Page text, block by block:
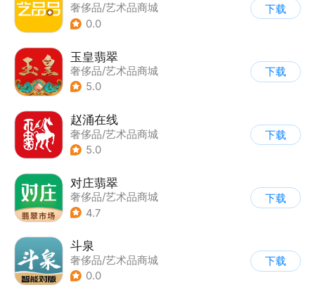
奢侈品/艺术品商城
| 扫描识别
0.0
下载
玉皇翡翠
奢侈品/艺术品商城
5.0
下载
赵涌在线
奢侈品/艺术品商城
5.0
下载
对庄翡翠
奢侈品/艺术品商城
4.7
下载
斗泉
奢侈品/艺术品商城
0.0
下载